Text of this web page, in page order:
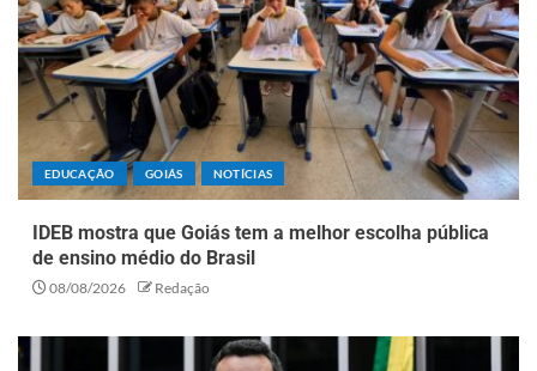
EDUCAÇÃO GOIÁS NOTÍCIAS
IDEB mostra que Goiás tem a melhor escolha pública
de ensino médio do Brasil
08/08/2026 Redação